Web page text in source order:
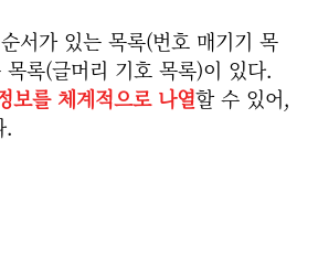
서가 있는 목록(번호 매기기 목
록(글머리 기호 목록)이 있다.
보를 체계적으로 나열할 수 있어,
.